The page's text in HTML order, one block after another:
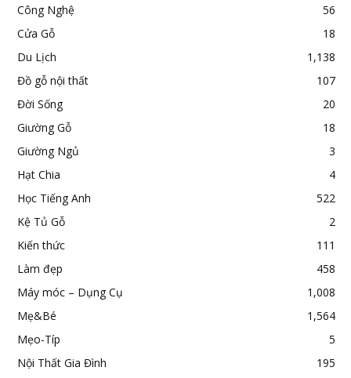
Công Nghệ
56
Cửa Gỗ
18
Du Lịch
1,138
Đồ gỗ nội thất
107
Đời Sống
20
Giường Gỗ
18
Giường Ngủ
3
Hạt Chia
4
Học Tiếng Anh
522
Kệ Tủ Gỗ
2
Kiến thức
111
Làm đẹp
458
Máy móc – Dụng Cụ
1,008
Mẹ&Bé
1,564
Mẹo-Típ
5
Nội Thất Gia Đình
195